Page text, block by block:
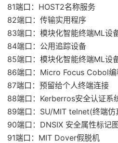
81端口：HOST2名称服务
82端口：传输实用程序
83端口：模块化智能终端ML设
84端口：公用追踪设备
85端口：模块化智能终端ML设
86端口：Micro Focus Cobol编
87端口：预留给个人终端连接
88端口：Kerberros安全认证系
89端口：SU/MIT telnet(终端仿
90端口：DNSIX 安全属性标记图
91端口：MIT Dover假脱机